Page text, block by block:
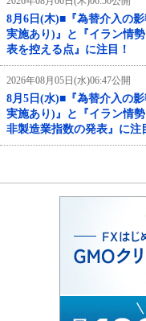
8月6日(木)■『為替介入の
実施あり)』と『イラン情
表を控える点』に注目！
2026年08月05日(水)06:47公開
8月5日(水)■『為替介入の
実施あり)』と『イラン情
非製造業指数の発表』に注